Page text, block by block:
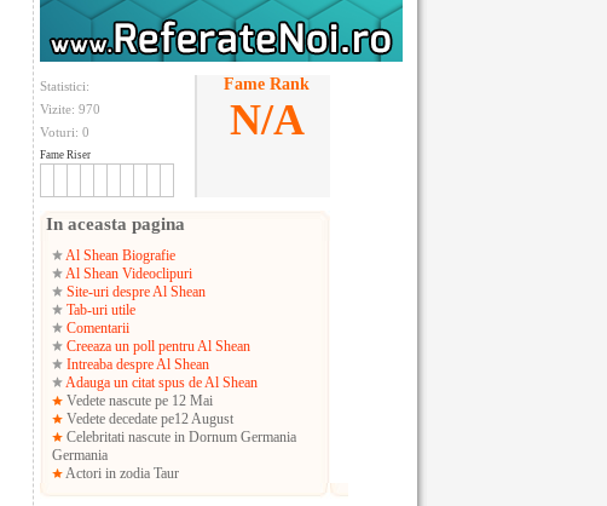
Statistici:
Vizite: 970
Voturi: 0
Fame Riser
Fame Rank
N/A
In aceasta pagina
Al Shean Biografie
Al Shean Videoclipuri
Site-uri despre Al Shean
Tab-uri utile
Comentarii
Creeaza un poll pentru Al Shean
Intreaba despre Al Shean
Adauga un citat spus de Al Shean
Vedete nascute pe 12 Mai
Vedete decedate pe12 August
Celebritati nascute in Dornum Germania
Germania
Actori in zodia Taur